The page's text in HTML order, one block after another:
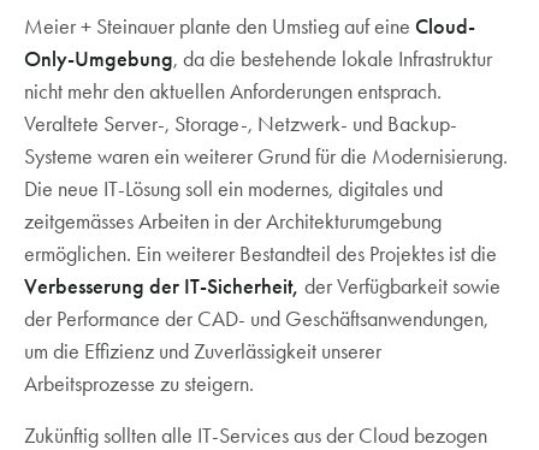
Meier + Steinauer plante den Umstieg auf eine Cloud-
Only-Umgebung, da die bestehende lokale Infrastruktur
nicht mehr den aktuellen Anforderungen entsprach.
Veraltete Server-, Storage-, Netzwerk- und Backup-
Systeme waren ein weiterer Grund für die Modernisierung.
Die neue IT-Lösung soll ein modernes, digitales und
zeitgemässes Arbeiten in der Architekturumgebung
ermöglichen. Ein weiterer Bestandteil des Projektes ist die
Verbesserung der IT-Sicherheit, der Verfügbarkeit sowie
der Performance der CAD- und Geschäftsanwendungen,
um die Effizienz und Zuverlässigkeit unserer
Arbeitsprozesse zu steigern.
Zukünftig sollten alle IT-Services aus der Cloud bezogen